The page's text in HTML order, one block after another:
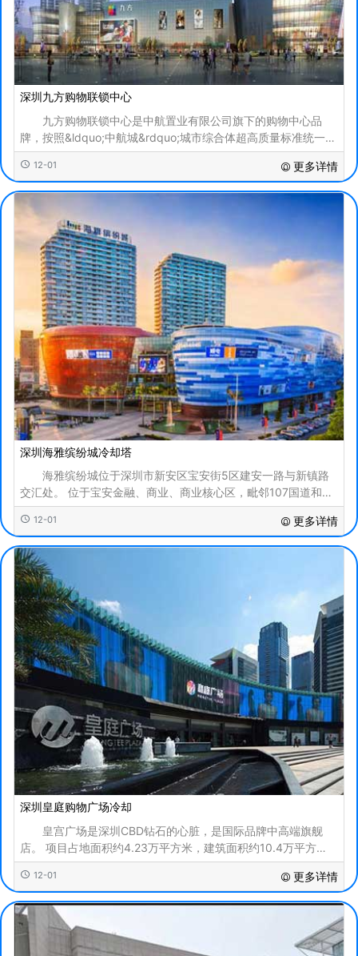
深圳九方购物联锁中心
九方购物联锁中心是中航置业有限公司旗下的购物中心品
牌，按照&ldquo;中航城&rdquo;城市综合体超高质量标准统一规
划建设。 从建筑形式、室内环境、商业运营等
12-01 更多详情
深圳海雅缤纷城冷却塔
海雅缤纷城位于深圳市新安区宝安街5区建安一路与新镇路
交汇处。 位于宝安金融、商业、商业核心区，毗邻107国道和建
安路特色商业街，覆盖宝安区700万客户，周边政府
12-01 更多详情
深圳皇庭购物广场冷却
皇宫广场是深圳CBD钻石的心脏，是国际品牌中高端旗舰
店。 项目占地面积约4.23万平方米，建筑面积约10.4万平方
米，是名副其实的世界级购物中心。 皇宫广场六层，配有
12-01 更多详情